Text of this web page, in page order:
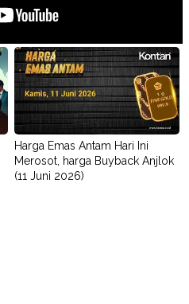
Harga Emas Antam Hari Ini
Merosot, harga Buyback Anjlok
(11 Juni 2026)